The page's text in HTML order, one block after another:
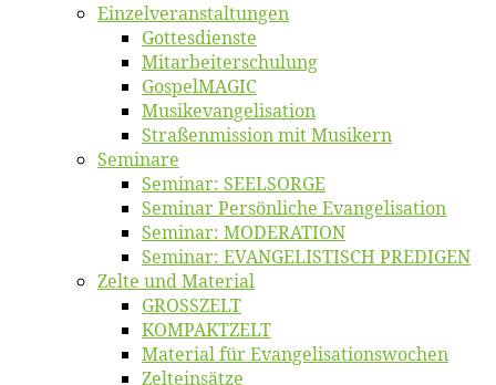
Einzelver­an­stal­tungen
Got­tes­diens­te
Mitarbeiter­schulung
Gos­pel­MA­GIC
Musikevan­ge­li­sa­tion
Straßenmis­sion mit Musikern
Se­mi­na­re
Se­mi­nar: SEELSORGE
Se­mi­nar Per­sön­li­che Evangelisation
Se­mi­nar: MODERATION
Se­mi­nar: EVANGELISTISCH PREDIGEN
Zel­te und Material
GROSSZELT
KOMPAKTZELT
Ma­te­ri­al für Evangelisationswochen
Zelt­ein­sät­ze